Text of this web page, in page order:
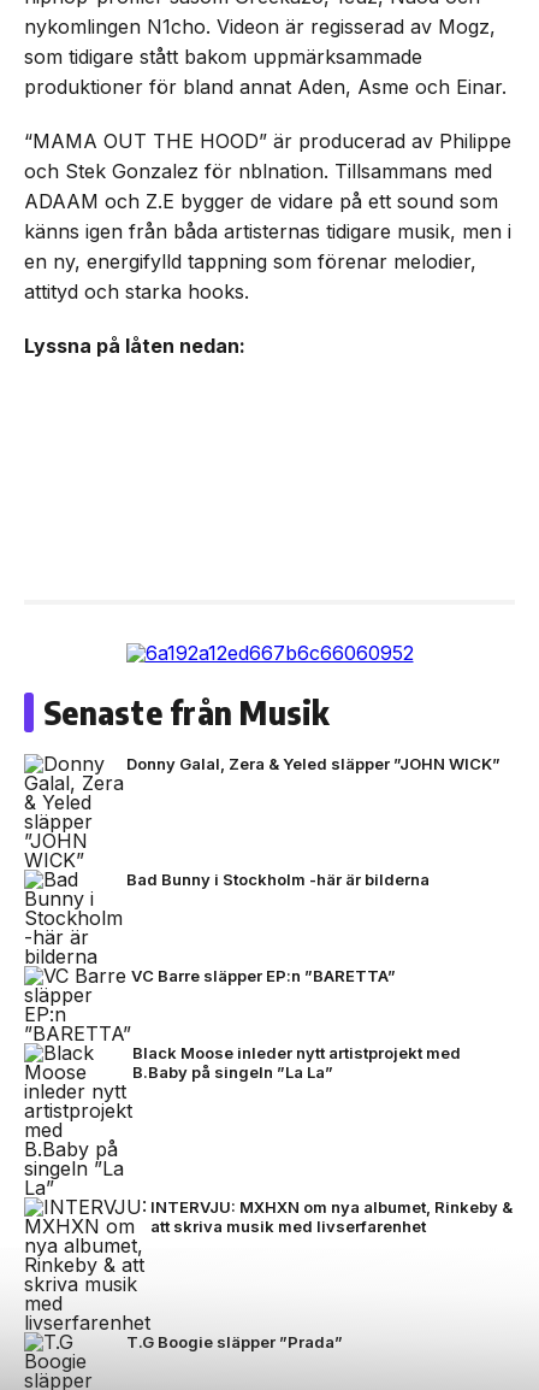
nykomlingen N1cho. Videon är regisserad av Mogz,
som tidigare stått bakom uppmärksammade
produktioner för bland annat Aden, Asme och Einar.
“MAMA OUT THE HOOD” är producerad av Philippe
och Stek Gonzalez för nblnation. Tillsammans med
ADAAM och Z.E bygger de vidare på ett sound som
känns igen från båda artisternas tidigare musik, men i
en ny, energifylld tappning som förenar melodier,
attityd och starka hooks.
Lyssna på låten nedan:
Senaste från Musik
Donny Galal, Zera & Yeled släpper ”JOHN WICK”
Bad Bunny i Stockholm -här är bilderna
VC Barre släpper EP:n ”BARETTA”
Black Moose inleder nytt artistprojekt med
B.Baby på singeln ”La La”
INTERVJU: MXHXN om nya albumet, Rinkeby &
att skriva musik med livserfarenhet
T.G Boogie släpper ”Prada”